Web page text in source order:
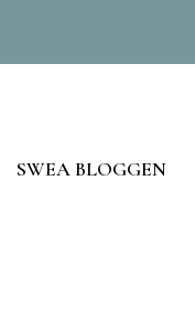
SWEA BLOGGEN